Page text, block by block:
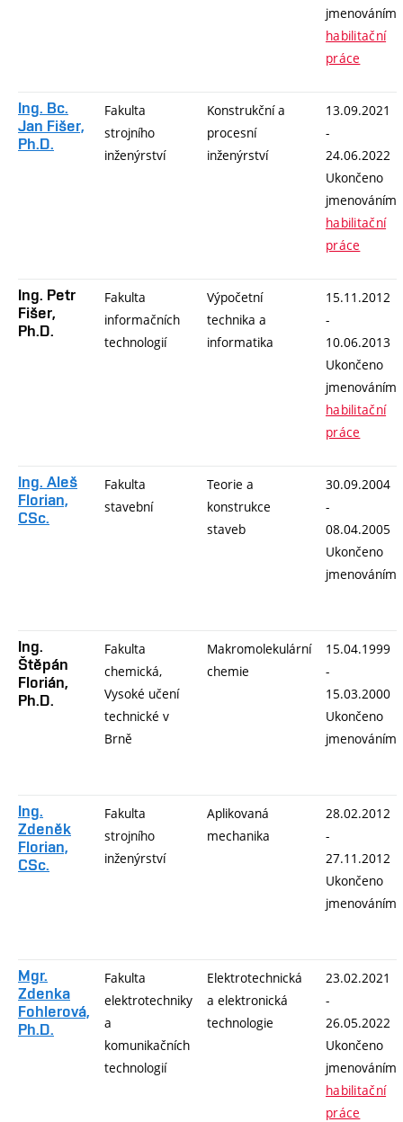
jmenováním
habilitační
práce
Ing. Bc.
Jan Fišer,
Ph.D.
Fakulta
strojního
inženýrství
Konstrukční a
procesní
inženýrství
13.09.2021
-
24.06.2022
Ukončeno
jmenováním
habilitační
práce
Ing. Petr
Fišer,
Ph.D.
Fakulta
informačních
technologií
Výpočetní
technika a
informatika
15.11.2012
-
10.06.2013
Ukončeno
jmenováním
habilitační
práce
Ing. Aleš
Florian,
CSc.
Fakulta
stavební
Teorie a
konstrukce
staveb
30.09.2004
-
08.04.2005
Ukončeno
jmenováním
Ing.
Štěpán
Florián,
Ph.D.
Fakulta
chemická,
Vysoké učení
technické v
Brně
Makromolekulární
chemie
15.04.1999
-
15.03.2000
Ukončeno
jmenováním
Ing.
Zdeněk
Florian,
CSc.
Fakulta
strojního
inženýrství
Aplikovaná
mechanika
28.02.2012
-
27.11.2012
Ukončeno
jmenováním
Mgr.
Zdenka
Fohlerová,
Ph.D.
Fakulta
elektrotechniky
a
komunikačních
technologií
Elektrotechnická
a elektronická
technologie
23.02.2021
-
26.05.2022
Ukončeno
jmenováním
habilitační
práce